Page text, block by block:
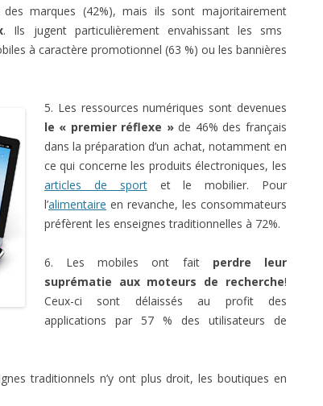
marques (42%), mais ils sont majoritairement
. Ils jugent particulièrement envahissant les sms
à caractère promotionnel (63 %) ou les bannières
5. Les ressources numériques sont devenues
le « premier réflexe » de 46% des français
dans la préparation d’un achat, notamment en
ce qui concerne les produits électroniques, les
articles de sportet le mobilier. Pour
l’alimentaire en revanche, les consommateurs
préfèrent les enseignes traditionnelles à 72%.
6. Les mobiles ont faitperdre leur
suprématie aux moteurs de recherche!
Ceux-ci sont délaissés au profit des
applications par 57 % des utilisateurs de
traditionnels n’y ont plus droit, les boutiques en